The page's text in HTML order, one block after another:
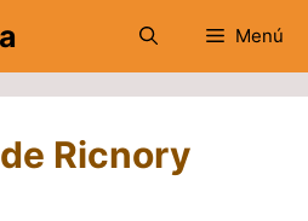
Menú
Ricnory